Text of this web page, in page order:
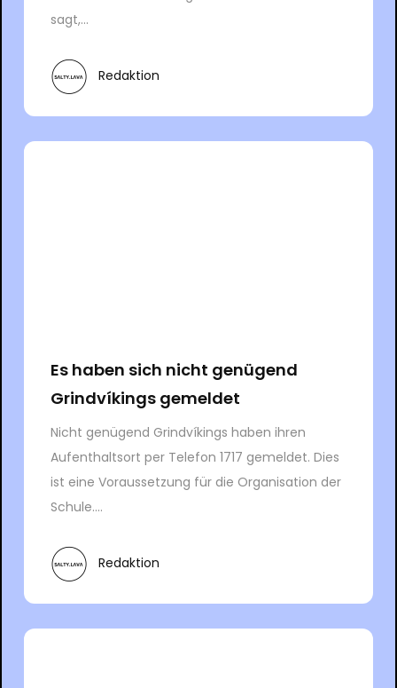
sagt,...
Redaktion
Es haben sich nicht genügend
Grindvíkings gemeldet
Nicht genügend Grindvíkings haben ihren
Aufenthaltsort per Telefon 1717 gemeldet. Dies
ist eine Voraussetzung für die Organisation der
Schule....
Redaktion